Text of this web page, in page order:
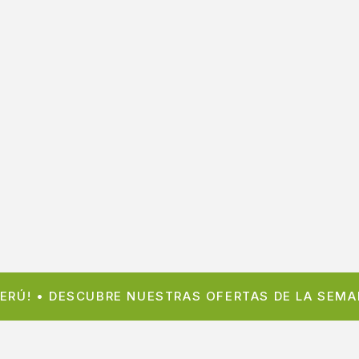
• DESCUBRE NUESTRAS OFERTAS DE LA